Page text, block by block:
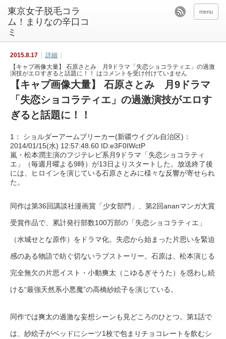
東京女子脱毛コラ
ム！まりなの辛口コ
ミ
menu
2015.8.17
詳細
【キャプ画像大量】 石原さとみ 月9ドラマ「失恋ショコラティエ」の過激
演技がエロすぎると話題に！！ はコメントを受け付けていません
【キャプ画像大量】 石原さとみ 月9ドラマ
「失恋ショコラティエ」の過激演技がエロす
ぎると話題に！！
1： ショルダーアームブリーカー(新疆ウイグル自治区)：
2014/01/15(水) 12:57:48.60 ID:e3F0IWctP
嵐・松本潤主演のフジテレビ系月9ドラマ「失恋ショコラティ
エ」（毎週月曜よる9時）が13日よりスタートした。放送終了後
には、ヒロインを演じている石原さとみに様々な反響が寄せられ
た。
同作は第36回講談社漫画賞「少女部門」、第2回ananマンガ大賞
受賞作品で、累計発行部数100万部の「失恋ショコラティエ」
（水城せとな原作）をドラマ化。失恋から始まった片思いを緊迫
感のある物語で紡ぐ切ないラブストーリー。石原は、松本演じる
完全無欠の片思イスト・小動爽太（こゆるぎそうた）を惑わし続
ける“最強天然系小悪魔”の高橋紗絵子を演じている。
同作では爽太の過激な妄想シーンも見どころのひとつ。第1話で
は、紗絵子がベッドにシーツ1枚で包まりチョコレートを飲むシ